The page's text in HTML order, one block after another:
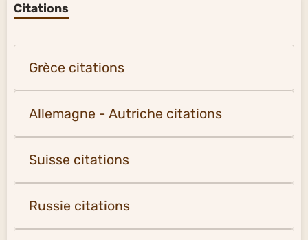
Citations
Grèce citations
Allemagne - Autriche citations
Suisse citations
Russie citations